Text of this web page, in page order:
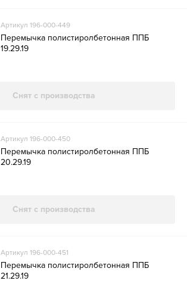
Артикул 196-000-449
Перемычка полистиролбетонная ППБ
19.29.19
Снят с производства
Артикул 196-000-450
Перемычка полистиролбетонная ППБ
20.29.19
Снят с производства
Артикул 196-000-451
Перемычка полистиролбетонная ППБ
21.29.19